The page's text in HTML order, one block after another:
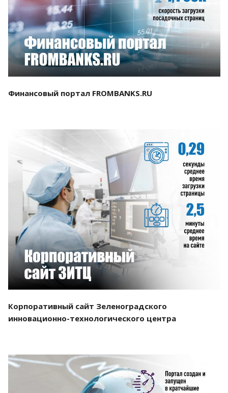
Смотреть проект
Финансовый портал FROMBANKS.RU
Смотреть проект
Корпоративный сайт Зеленоградского
инновационно-технологического центра